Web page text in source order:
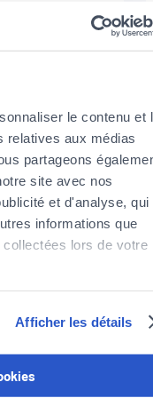
le contenu et
relatives aux médias
partageons
site avec nos
et d'analyse, qui
informations que
lors de votre
consentement à tout
des cookies" en bas
Afficher les détails